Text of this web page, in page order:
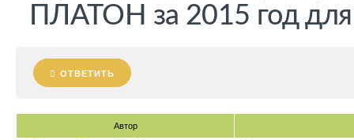
ПЛАТОН за 2015 год
ОТВЕТИТЬ
Автор